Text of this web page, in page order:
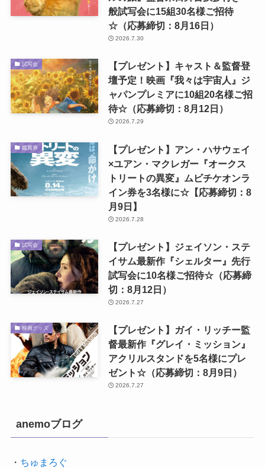
般試写会に15組30名様ご招待
☆（応募締切：8月16日）
2026.7.30
試写会
【プレゼント】キャスト＆監督登
壇予定！映画『我々は宇宙人』ジ
ャパンプレミアに10組20名様ご招
待☆（応募締切：8月12日）
2026.7.29
鑑賞券
【プレゼント】アン・ハサウェイ
×ユアン・マクレガー『オークス
トリートの異変』ムビチケオンラ
イン券を3名様に☆【応募締切：8
月9日】
2026.7.28
試写会
【プレゼント】ジェイソン・ステ
イサム最新作『シェルター』先行
試写会に10名様ご招待☆（応募締
切：8月12日）
2026.7.27
映画グッズ
【プレゼント】ガイ・リッチー監
督最新作『グレイ・ミッション』
アクリルスタンドを5名様にプレ
ゼント☆（応募締切：8月9日）
2026.7.27
anemoブログ
・ ちゅまろぐ